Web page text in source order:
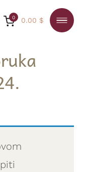
0 0.00 $